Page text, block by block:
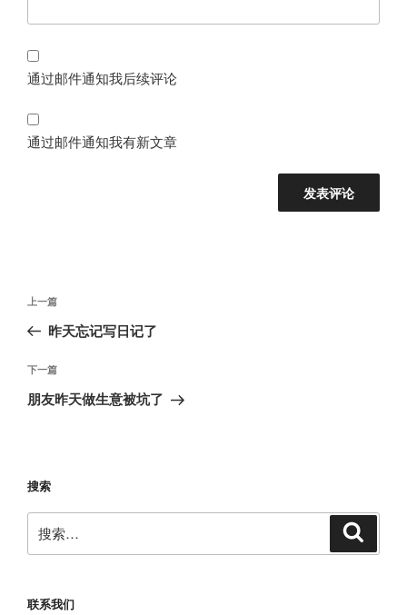
通过邮件通知我后续评论
通过邮件通知我有新文章
文
导
航
上
一
文
章
上一篇
昨天忘记写日记了
下
一
下一篇
朋友昨天做生意被坑了
搜索
索：
联系我们